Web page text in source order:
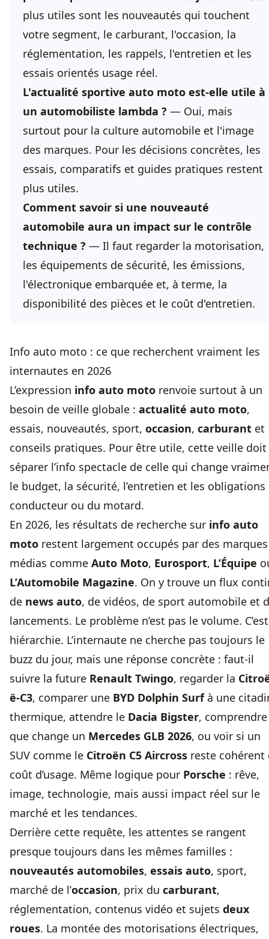
plus utiles sont les nouveautés qui touchent
votre segment, le carburant, l'occasion, la
réglementation, les rappels, l'entretien et les
essais orientés usage réel.
L'actualité sportive auto moto est-elle utile à
un automobiliste lambda ? — Oui, mais
surtout pour la culture automobile et l'image
des marques. Pour les décisions concrètes, les
essais, comparatifs et guides pratiques restent
plus utiles.
Comment savoir si une nouveauté
automobile aura un impact sur le contrôle
technique ? — Il faut regarder la motorisation,
les équipements de sécurité, les émissions,
l'électronique embarquée et, à terme, la
disponibilité des pièces et le coût d'entretien.
Info auto moto : ce que recherchent vraiment les
internautes en 2026
L’expression info auto moto renvoie surtout à un
besoin de veille globale : actualité auto moto,
essais, nouveautés, sport, occasion, carburant et
conseils pratiques. Pour être utile, cette veille doit
séparer l’info spectacle de celle qui change
le budget, la sécurité, l’entretien et les obligations
conducteur ou du motard.
En 2026, les résultats de recherche sur info auto
moto restent largement occupés par des marques
médias comme Auto Moto, Eurosport, L’Équipe
L’Automobile Magazine. On y trouve un flux
de news auto, de vidéos, de sport automobile et
lancements. Le problème n’est pas le volume.
hiérarchie. L’internaute ne cherche pas toujours le
buzz du jour, mais une réponse concrète : faut-il
suivre la future Renault Twingo, regarder la
ë-C3, comparer une BYD Dolphin Surfà une
thermique, attendre le Dacia Bigster,
que change un Mercedes GLB 2026, ou voir si un
SUV comme le Citroën C5 Aircross reste cohérent
coût d’usage. Même logique pour Porsche : rêve,
image, technologie, mais aussi impact réel sur le
marché et les tendances.
Derrière cette requête, les attentes se rangent
presque toujours dans les mêmes familles :
nouveautés automobiles, essais auto, sport,
marché de l’occasion, prix du carburant,
réglementation, contenus vidéo et sujets deux
roues. La montée des motorisations électriques,